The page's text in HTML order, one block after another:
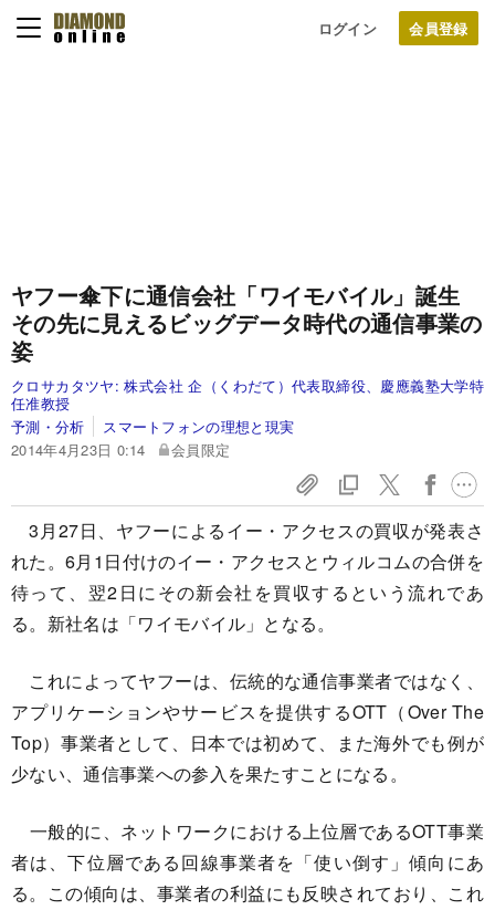
ログイン
ヤフー傘下に通信会社「ワイモバイル」誕生
その先に見えるビッグデータ時代の通信事業の
姿
クロサカタツヤ:株式会社 企（くわだて）代表取締役、慶應義塾大学特
任准教授
予測・分析
スマートフォンの理想と現実
2014年4月23日 0:14
会員限定
3月27日、ヤフーによるイー・アクセスの買収が発表さ
れた。6月1日付けのイー・アクセスとウィルコムの合併を
待って、翌2日にその新会社を買収するという流れであ
る。新社名は「ワイモバイル」となる。
これによってヤフーは、伝統的な通信事業者ではなく、
アプリケーションやサービスを提供するOTT（Over The
Top）事業者として、日本では初めて、また海外でも例が
少ない、通信事業への参入を果たすことになる。
一般的に、ネットワークにおける上位層であるOTT事業
者は、下位層である回線事業者を「使い倒す」傾向にあ
る。この傾向は、事業者の利益にも反映されており、これ